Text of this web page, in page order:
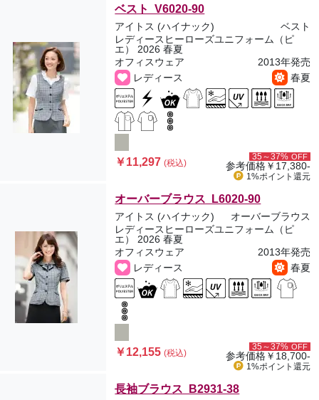
ベスト V6020-90
アイトス (ハイナック)
ベスト
レディースヒーローズユニフォーム（ピ
エ） 2026 春夏
オフィスウェア
2013年発売
レディース
春夏
￥11,297(税込)
35～37% OFF
参考価格￥17,380-
1%ポイント 還元
オーバーブラウス L6020-90
アイトス (ハイナック)
オーバーブラウス
レディースヒーローズユニフォーム（ピ
エ） 2026 春夏
オフィスウェア
2013年発売
レディース
春夏
￥12,155(税込)
35～37% OFF
参考価格￥18,700-
1%ポイント 還元
長袖ブラウス B2931-38